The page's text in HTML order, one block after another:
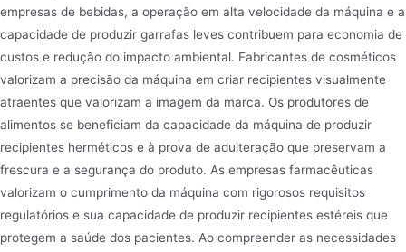
empresas de bebidas, a operação em alta velocidade da máquina e a
capacidade de produzir garrafas leves contribuem para economia de
custos e redução do impacto ambiental. Fabricantes de cosméticos
valorizam a precisão da máquina em criar recipientes visualmente
atraentes que valorizam a imagem da marca. Os produtores de
alimentos se beneficiam da capacidade da máquina de produzir
recipientes herméticos e à prova de adulteração que preservam a
frescura e a segurança do produto. As empresas farmacêuticas
valorizam o cumprimento da máquina com rigorosos requisitos
regulatórios e sua capacidade de produzir recipientes estéreis que
protegem a saúde dos pacientes. Ao compreender as necessidades